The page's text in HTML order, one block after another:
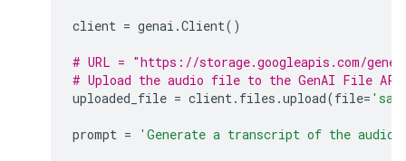
client = genai .Client()
# URL = "https://storage.googleapis.com/
# Upload the audio file to the GenAI File API
uploaded_file = client. files .upload(file=
prompt = 'Generate a transcript of the